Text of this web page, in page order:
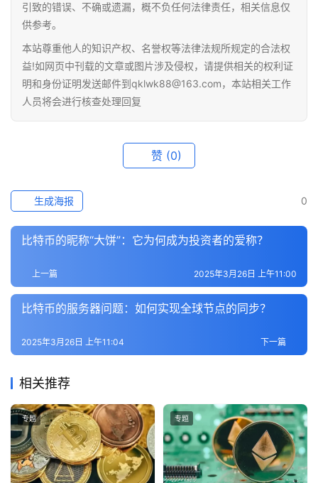
快
讯
专
题
百
引致的错误、不确或遗漏，概不负任何法律责任，相关信息仅
供参考。
本站尊重他人的知识产权、名誉权等法律法规所规定的合法权
益!如网页中刊载的文章或图片涉及侵权，请提供相关的权利证
明和身份证明发送邮件到qklwk88@163.com，本站相关工作
人员将会进行核查处理回复
赞 (0)
0
生成海报
比特币的昵称“大饼”：它为何成为投资者的爱称？
上一篇 2025年3月26日 上午11:00
比特币的服务器问题：如何实现全球节点的同步？
下一篇
2025年3月26日 上午11:04
相关推荐
专题 专题